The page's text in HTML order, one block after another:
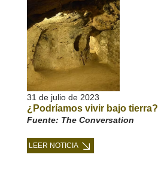
31 de julio de 2023
¿Podríamos vivir bajo tierra?
Fuente: The Conversation
LEER NOTICIA